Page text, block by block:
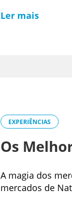
Ler mais
EXPERIÊNCIAS
Os
A magia dos
mercados de